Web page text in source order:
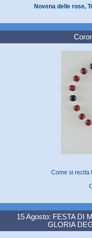
Novena delle rose,
Come si recita
15 Agosto: FESTA DI
GLORIA